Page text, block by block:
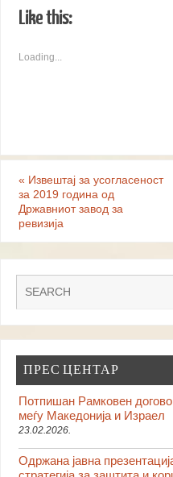
Like this:
Loading...
« Извештај за усогласеност
за 2019 година од
Државниот завод за
ревизија
ПРЕС ЦЕНТАР
Потпишан Рамковен
меѓу Македонија и Израел
23.02.2026.
Одржана јавна